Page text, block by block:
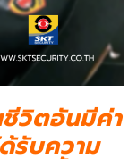
วิตอันมีค่า
รับความ